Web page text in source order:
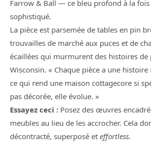
Farrow & Ball — ce bleu profond à la
sophistiqué.
La pièce est parsemée de tables en pin
trouvailles de marché aux puces et de
écaillées qui murmurent des histoires de
Wisconsin. « Chaque pièce a une histoire
ce qui rend une maison cottagecore si
pas décorée, elle évolue. »
Essayez ceci : Posez des œuvres
meubles au lieu de les accrocher. Cela
décontracté, superposé et effortless.